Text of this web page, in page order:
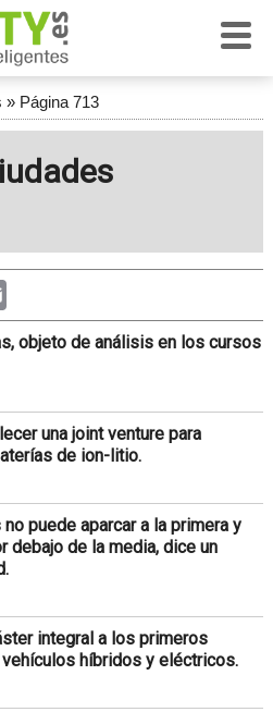
» Página 713
Email
objeto de análisis en los cursos
una joint venture para
de ion-litio.
puede aparcar a la primera y
debajo de la media, dice un
integral a los primeros
híbridos y eléctricos.